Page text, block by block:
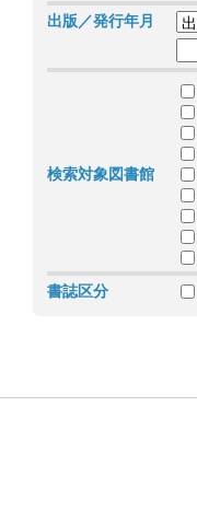
出版／発行年月
検索対象図書館
書誌区分